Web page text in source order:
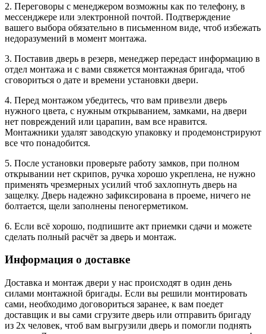
2. Переговоры с менеджером возможны как по телефону, в
мессенджере или электронной почтой. Подтверждение
вашего выбора обязательно в письменном виде, чтоб избежать
недоразумений в момент монтажа.
3. Поставив дверь в резерв, менеджер передаст информацию в
отдел монтажа и с вами свяжется монтажная бригада, чтоб
сговориться о дате и времени установки двери.
4. Перед монтажом убедитесь, что вам привезли дверь
нужного цвета, с нужным открыванием, замками, на двери
нет повреждений или царапин, вам все нравится.
Монтажники удалят заводскую упаковку и продемонстрируют
все что понадобится.
5. После установки проверьте работу замков, при полном
открывании нет скрипов, ручка хорошо укреплена, не нужно
применять чрезмерных усилий чтоб захлопнуть дверь на
защелку. Дверь надежно зафиксирована в проеме, ничего не
болтается, щели заполнены пеногерметиком.
6. Если всё хорошо, подпишите акт приемки сдачи и можете
сделать полный расчёт за дверь и монтаж.
Информация о доставке
Доставка и монтаж двери у нас происходят в один день
силами монтажной бригады. Если вы решили монтировать
сами, необходимо договориться заранее, к вам поедет
доставщик и вы сами сгрузите дверь или отправить бригаду
из 2х человек, чтоб вам выгрузили дверь и помогли поднять